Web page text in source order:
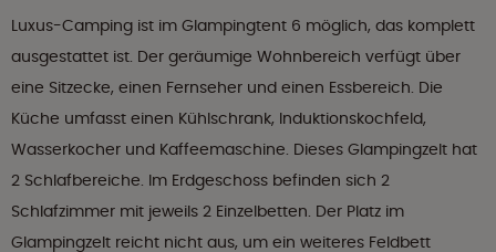
Luxus-Camping ist im Glampingtent 6 möglich, das komplett
ausgestattet ist. Der geräumige Wohnbereich verfügt über
eine Sitzecke, einen Fernseher und einen Essbereich. Die
Küche umfasst einen Kühlschrank, Induktionskochfeld,
Wasserkocher und Kaffeemaschine. Dieses Glampingzelt hat
2 Schlafbereiche. Im Erdgeschoss befinden sich 2
Schlafzimmer mit jeweils 2 Einzelbetten. Der Platz im
Glampingzelt reicht nicht aus, um ein weiteres Feldbett